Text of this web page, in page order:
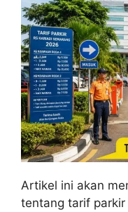
Artikel ini akan
tentang tarif parkir